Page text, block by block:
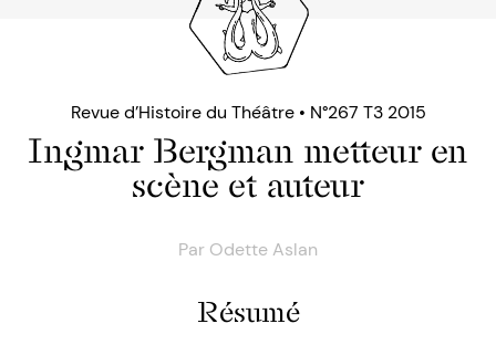
Revue d’Histoire du Théâtre • N°267 T3 2015
Ingmar Bergman metteur en
scène et auteur
Par Odette Aslan
Résumé